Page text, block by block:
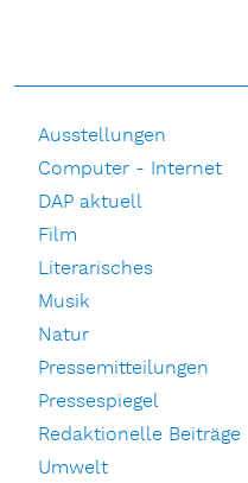
Ausstellungen
Computer - Internet
DAP aktuell
Film
Literarisches
Musik
Natur
Pressemitteilungen
Pressespiegel
Redaktionelle Beiträge
Umwelt